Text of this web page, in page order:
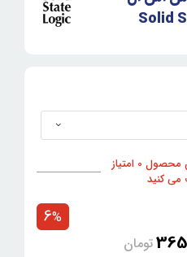
Solid
شما با خرید این محصول 0 امتیاز
می کنید
تومان
6%